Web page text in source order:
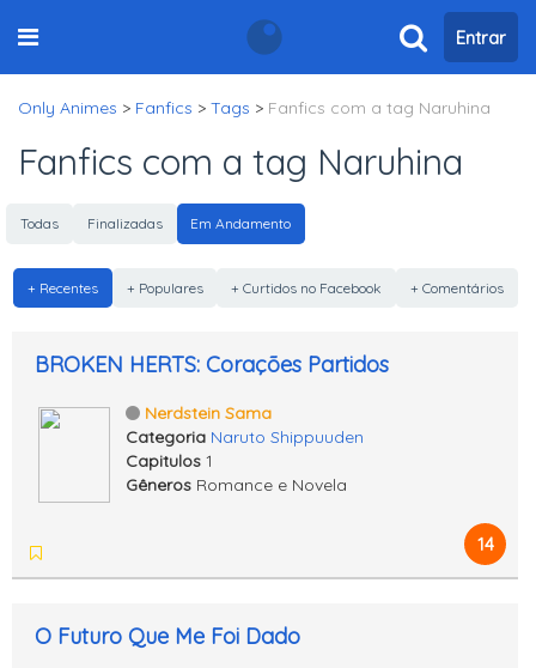
Entrar
Only Animes > Fanfics > Tags > Fanfics com a tag Naruhina
Fanfics com a tag Naruhina
Todas Finalizadas Em Andamento
+ Recentes + Populares + Curtidos no Facebook + Comentários
BROKEN HERTS: Corações Partidos
Nerdstein Sama
Categoria Naruto Shippuuden
Capitulos 1
Gêneros Romance e Novela
14
O Futuro Que Me Foi Dado